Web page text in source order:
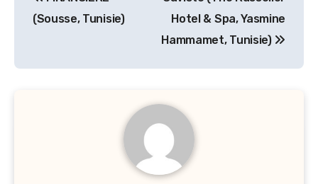
de(Sousse, Tunisie)
Hotel & Spa, Yasmine
Hammamet, Tunisie)